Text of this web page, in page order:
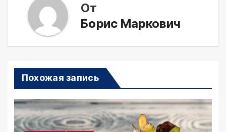
От
Борис Маркович
Похожая запись